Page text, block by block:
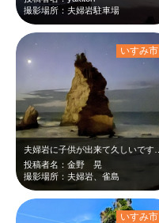
撮影場所：夫婦岩駐車場
夫婦岩に子供が出来て久しいですが、更に増えそうなので、今のうちに、星空とのコラ…
投稿者名：金野 晃
撮影場所：夫婦岩、雀島
いすみ市
いすみ市